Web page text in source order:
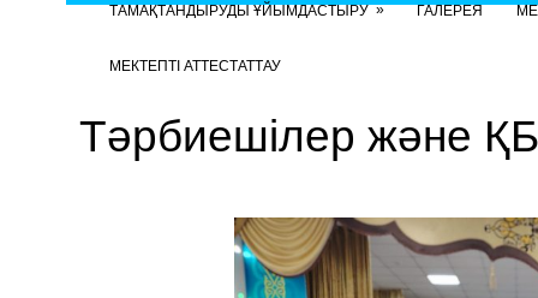
ТАМАҚТАНДЫРУДЫ ҰЙЫМДАСТЫРУ » ГАЛЕРЕЯ
МЕКТЕПТІ АТТЕСТАТТАУ
Тәрбиешілер және